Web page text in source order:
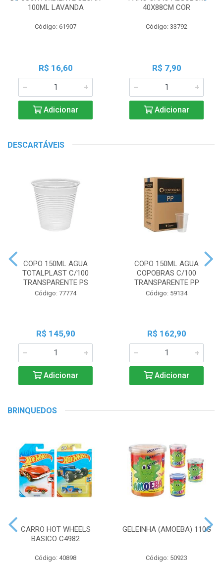
100ML LAVANDA
Código: 61907
R$ 16,60
Adicionar
40X88CM COR
Código: 33792
R$ 7,90
Adicionar
DESCARTÁVEIS
COPO 150ML AGUA
TOTALPLAST C/100
TRANSPARENTE PS
Código: 77774
R$ 145,90
Adicionar
COPO 150ML AGUA
COPOBRAS C/100
TRANSPARENTE PP
Código: 59134
R$ 162,90
Adicionar
BRINQUEDOS
CARRO HOT WHEELS
BASICO C4982
Código: 40898
GELEINHA (AMOEBA) 110G
Código: 50923